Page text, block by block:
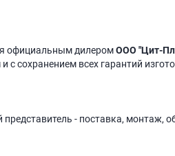
официальным дилеромООО "Цит-
с сохранением всех гарантий
- поставка, монтаж,